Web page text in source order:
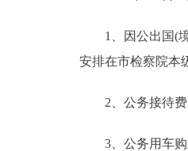
1、因公出国(境)
安排在市检察院本
2、公务接待费。
3、公务用车购置